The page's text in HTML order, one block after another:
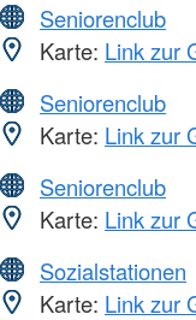
Seniorenclub
Karte: Link zur
Seniorenclub
Karte: Link zur
Seniorenclub
Karte: Link zur
Sozialstationen
Karte: Link zur